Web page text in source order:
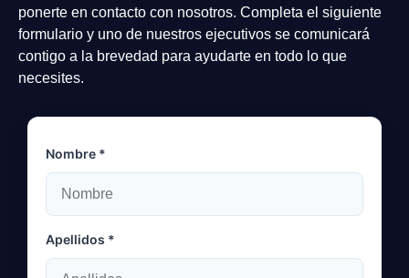
ponerte en contacto con nosotros. Completa el siguiente
formulario y uno de nuestros ejecutivos se comunicará
contigo a la brevedad para ayudarte en todo lo que
necesites.
Nombre *
Apellidos *